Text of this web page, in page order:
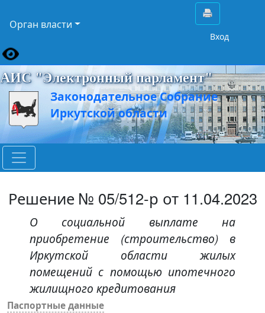
Орган власти
Вход
АИС "Электронный парламент"
Законодательное Собрание
Иркутской области
Решение № 05/512-р от 11.04.2023
О социальной выплате на
приобретение (строительство) в
Иркутской области жилых
помещений с помощью ипотечного
жилищного кредитования
Паспортные данные